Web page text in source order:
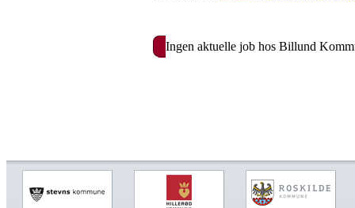
Ingen aktuelle job hos Billund